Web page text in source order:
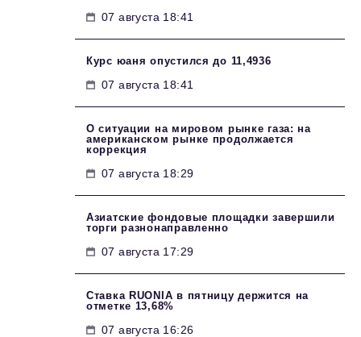
07 августа 18:41
Курс юаня опустился до 11,4936
07 августа 18:41
О ситуации на мировом рынке газа: на
американском рынке продолжается
коррекция
07 августа 18:29
Азиатские фондовые площадки завершили
торги разнонаправленно
07 августа 17:29
Ставка RUONIA в пятницу держится на
отметке 13,68%
07 августа 16:26